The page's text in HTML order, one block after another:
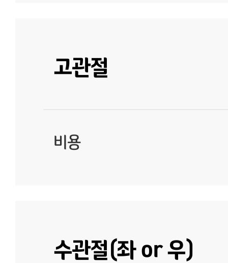
고관절
비용
수관절(좌 or 우)